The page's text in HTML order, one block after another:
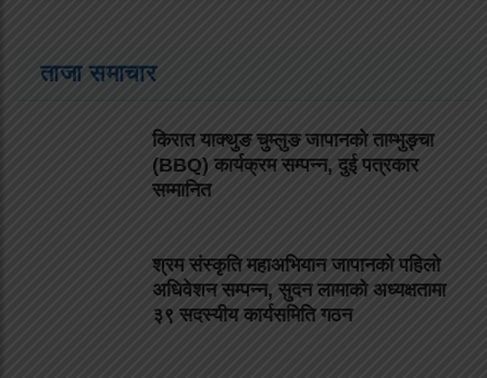
ताजा समाचार
किरात याक्थुङ चुम्लुङ जापानको ताम्भुङ्चा
(BBQ) कार्यक्रम सम्पन्न, दुई पत्रकार
सम्मानित
श्रम संस्कृति महाअभियान जापानको पहिलो
अधिवेशन सम्पन्न, सुदन लामाको अध्यक्षतामा
३९ सदस्यीय कार्यसमिति गठन